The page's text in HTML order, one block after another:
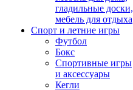
гладильные доски,
мебель для отдыха
Спорт и летние игры
Футбол
Бокс
Спортивные игры
и аксессуары
Кегли